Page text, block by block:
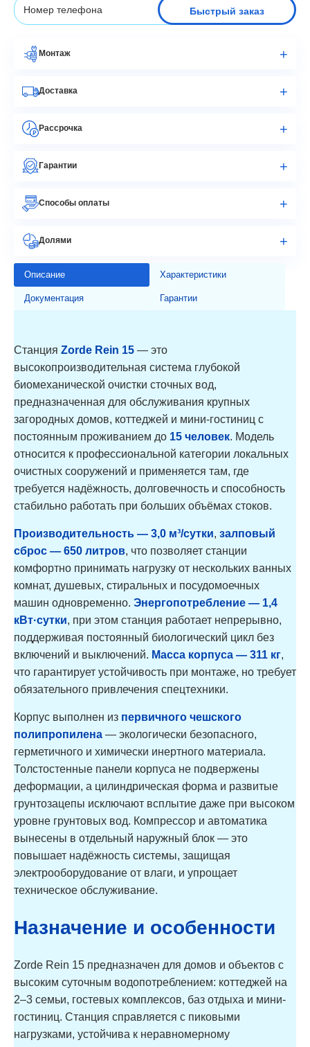
Быстрый заказ
Монтаж
Доставка
Рассрочка
Гарантии
Способы оплаты
Долями
Описание Характеристики
Документация Гарантии
Станция Zorde Rein 15 — это
высокопроизводительная система глубокой
биомеханической очистки сточных вод,
предназначенная для обслуживания крупных
загородных домов, коттеджей и мини-гостиниц с
постоянным проживанием до 15 человек. Модель
относится к профессиональной категории локальных
очистных сооружений и применяется там, где
требуется надёжность, долговечность и способность
стабильно работать при больших объёмах стоков.
Производительность — 3,0 м³/сутки, залповый
сброс — 650 литров, что позволяет станции
комфортно принимать нагрузку от нескольких ванных
комнат, душевых, стиральных и посудомоечных
машин одновременно. Энергопотребление — 1,4
кВт·сутки, при этом станция работает непрерывно,
поддерживая постоянный биологический цикл без
включений и выключений. Масса корпуса — 311 кг,
что гарантирует устойчивость при монтаже, но требует
обязательного привлечения спецтехники.
Корпус выполнен из первичного чешского
полипропилена — экологически безопасного,
герметичного и химически инертного материала.
Толстостенные панели корпуса не подвержены
деформации, а цилиндрическая форма и развитые
грунтозацепы исключают всплытие даже при высоком
уровне грунтовых вод. Компрессор и автоматика
вынесены в отдельный наружный блок — это
повышает надёжность системы, защищая
электрооборудование от влаги, и упрощает
техническое обслуживание.
Назначение и особенности
Zorde Rein 15 предназначен для домов и объектов с
высоким суточным водопотреблением: коттеджей на
2–3 семьи, гостевых комплексов, баз отдыха и мини-
гостиниц. Станция справляется с пиковыми
нагрузками, устойчива к неравномерному